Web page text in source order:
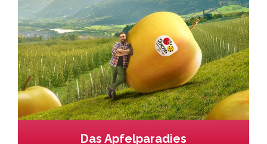
Das Apfelparadies